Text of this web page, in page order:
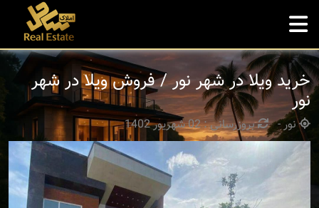
خرید ویلا در شهر نور / فروش ویلا در شهر
نور
نور - بروزرسانی : 02 شهریور 1402